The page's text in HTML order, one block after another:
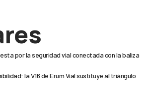
por la seguridad vial conectada con la baliza
la V16 de Erum Vial sustituye al triángulo